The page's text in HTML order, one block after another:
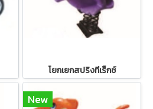
โยกเยกสปริงทีเร็กซ์
New